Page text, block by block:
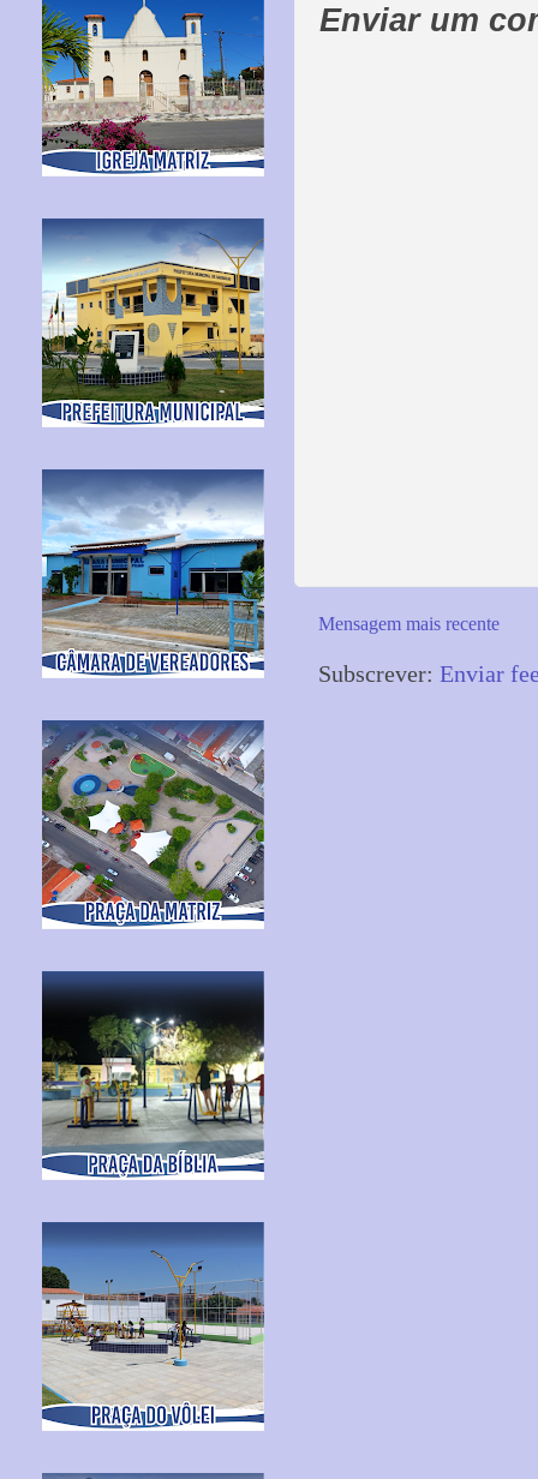
Enviar um
Mensagem mais recente
Subscrever: Enviar